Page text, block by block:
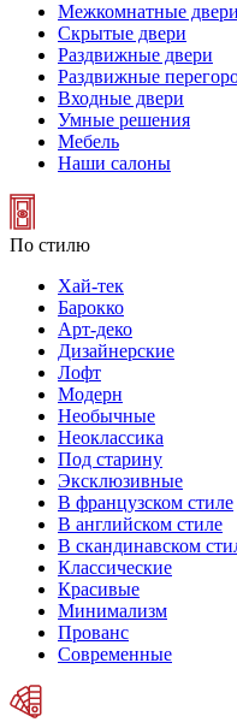
Межкомнатные двери
Скрытые двери
Раздвижные двери
Раздвижные
Входные двери
Умные решения
Мебель
Наши салоны
По стилю
Хай-тек
Барокко
Арт-деко
Дизайнерские
Лофт
Модерн
Необычные
Неоклассика
Под старину
Эксклюзивные
В французском стиле
В английском стиле
В скандинавском
Классические
Красивые
Минимализм
Прованс
Современные